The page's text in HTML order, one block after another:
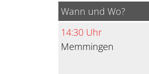
Wann und Wo?
14:30 Uhr
Memmingen